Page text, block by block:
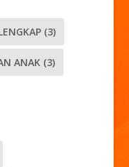
(3)
ANAK (3)